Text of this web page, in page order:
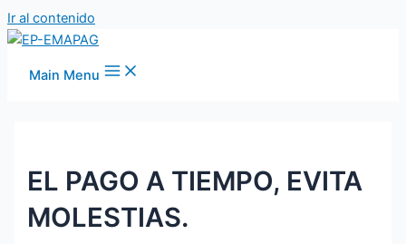
Ir al contenido
Main Menu
EL PAGO A TIEMPO, EVITA
MOLESTIAS.